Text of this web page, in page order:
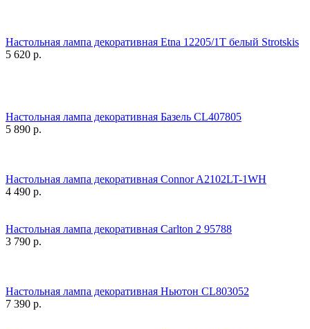
Настольная лампа декоративная Etna 12205/1T белый Strotskis
5 620 р.
Настольная лампа декоративная Базель CL407805
5 890 р.
Настольная лампа декоративная Connor A2102LT-1WH
4 490 р.
Настольная лампа декоративная Carlton 2 95788
3 790 р.
Настольная лампа декоративная Ньютон CL803052
7 390 р.